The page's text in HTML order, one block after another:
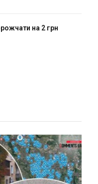
на 2 грн